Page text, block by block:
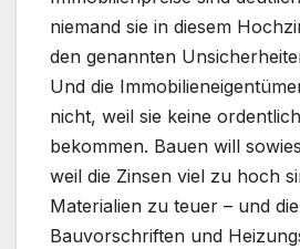
niemand sie in diesem
den genannten
Und die
nicht, weil sie keine
bekommen. Bauen will
weil die Zinsen viel zu hoch
Materialien zu teuer – und
Bauvorschriften und